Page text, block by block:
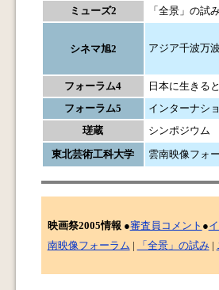
ミューズ2
「全景」の試
シネマ旭2 アジア千波万
フォーラム4
日本に生きる
フォーラム5
インターナシ
瑳蔵
シンポジウム
東北芸術工科大学
雲南映像フォ
映画祭2005情報 ●審査員コメント ●
南映像フォーラム | 「全景」の試み|